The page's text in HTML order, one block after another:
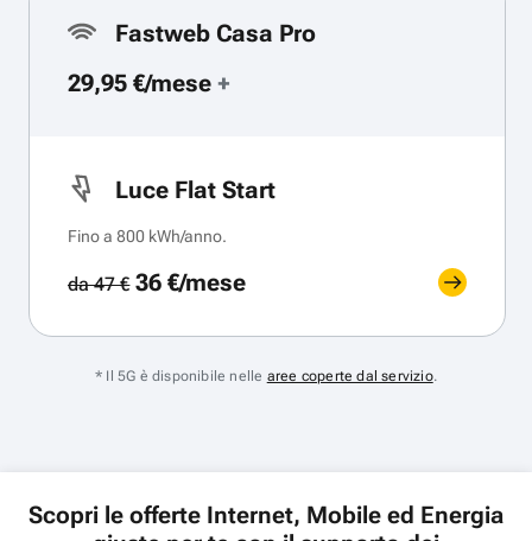
Fastweb Casa Pro
29,95 €/mese +
Luce Flat Start
Fino a 800 kWh/anno.
da 47 €36 €/mese
* Il 5G è disponibile nelle aree coperte dal servizio.
Scopri le offerte Internet, Mobile ed Energia